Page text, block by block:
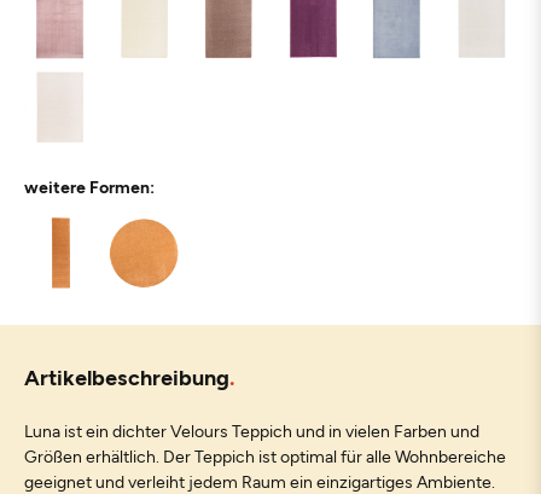
weitere Formen:
Artikelbeschreibung
Luna ist ein dichter Velours Teppich und in vielen Farben und
Größen erhältlich. Der Teppich ist optimal für alle Wohnbereiche
geeignet und verleiht jedem Raum ein einzigartiges Ambiente.